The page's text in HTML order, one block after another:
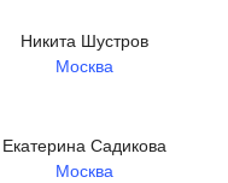
Никита Шустров
Москва
Екатерина Садикова
Москва